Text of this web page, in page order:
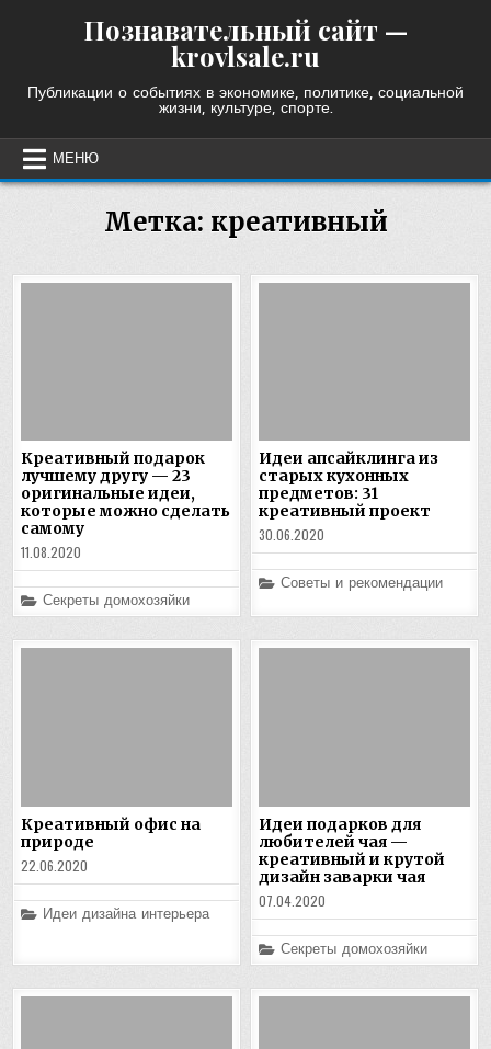
Познавательный сайт —
krovlsale.ru
Публикации о событиях в экономике, политике, социальной
жизни, культуре, спорте.
МЕНЮ
Метка: креативный
Креативный подарок
лучшему другу — 23
оригинальные идеи,
которые можно сделать
самому
11.08.2020
Posted
in
Секреты домохозяйки
Идеи апсайклинга из
старых кухонных
предметов: 31
креативный проект
30.06.2020
Posted
Советы и рекомендации
Креативный офис на
природе
22.06.2020
Posted
in
Идеи дизайна интерьера
Идеи подарков для
любителей чая —
креативный и крутой
дизайн заварки чая
07.04.2020
Posted
in
Секреты домохозяйки